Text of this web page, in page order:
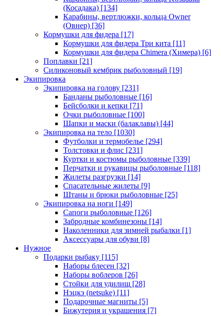
(Косадака) [134]
Карабины, вертлюжки, кольца Owner
(Овнер) [36]
Кормушки для фидера [17]
Кормушки для фидера Три кита [11]
Кормушки для фидера Chimera (Химера) [6]
Поплавки [21]
Силиконовый кембрик рыболовный [19]
Экипировка
Экипировка на голову [231]
Банданы рыболовные [16]
Бейсболки и кепки [71]
Очки рыболовные [100]
Шапки и маски (балаклавы) [44]
Экипировка на тело [1030]
Футболки и термобелье [294]
Толстовки и флис [231]
Куртки и костюмы рыболовные [339]
Перчатки и рукавицы рыболовные [118]
Жилеты разгрузки [14]
Спасательные жилеты [9]
Штаны и брюки рыболовные [25]
Экипировка на ноги [149]
Сапоги рыболовные [126]
Забродные комбинезоны [14]
Наколенники для зимней рыбалки [1]
Аксессуары для обуви [8]
Нужное
Подарки рыбаку [115]
Наборы блесен [32]
Наборы воблеров [26]
Стойки для удилищ [28]
Нэцкэ (netsuke) [11]
Подарочные магниты [5]
Бижутерия и украшения [7]